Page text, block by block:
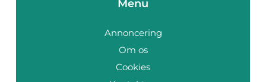
Menu
Annoncering
Om os
Cookies